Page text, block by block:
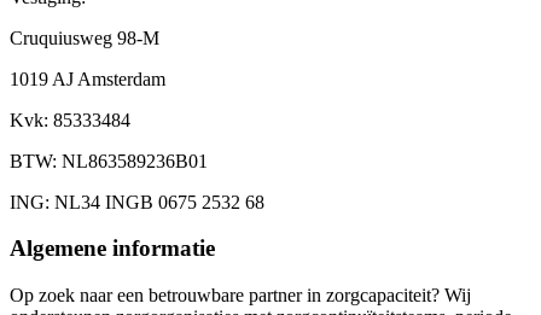
Cruquiusweg 98-M
1019 AJ Amsterdam
Kvk: 85333484
BTW: NL863589236B01
ING: NL34 INGB 0675 2532 68
Algemene informatie
Op zoek naar een betrouwbare partner in zorgcapaciteit? Wij